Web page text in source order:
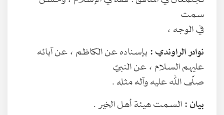
سمت
في الوجه ،
نوادر الراوندي :بإسناده عن الكاظم ، عن آبائه
عليهم السلام ، عن النبيّ
صلّى الله عليه وآله مثله .
بيان :السمت هيئة أهل الخير .